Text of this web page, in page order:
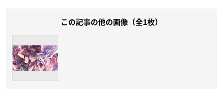
この記事の他の画像（全1枚）